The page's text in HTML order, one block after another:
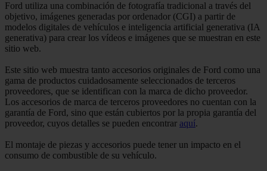
Ford utiliza una combinación de fotografía tradicional a través del
objetivo, imágenes generadas por ordenador (CGI) a partir de
modelos digitales de vehículos e inteligencia artificial generativa (IA
generativa) para crear los vídeos e imágenes que se muestran en este
sitio web.
Este sitio web muestra tanto accesorios originales de Ford como una
gama de productos cuidadosamente seleccionados de terceros
proveedores, que se identifican con la marca de dicho proveedor.
Los accesorios de marca de terceros proveedores no cuentan con la
garantía de Ford, sino que están cubiertos por la propia garantía del
proveedor, cuyos detalles se pueden encontrar aquí.
El montaje de piezas y accesorios puede tener un impacto en el
consumo de combustible de su vehículo.